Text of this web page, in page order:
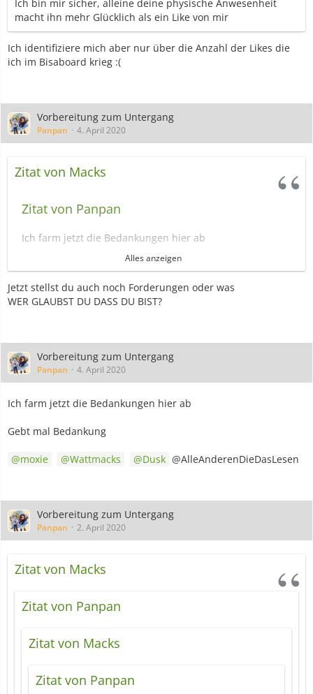
Ich bin mir sicher, alleine deine physische Anwesenheit
macht ihn mehr Glücklich als ein Like von mir
Ich identifiziere mich aber nur über die Anzahl der Likes die
ich im Bisaboard krieg :(
Vorbereitung zum Untergang
Panpan 4. April 2020
Zitat von Macks
Zitat von Panpan
Ich farm jetzt die Bedankungen hier ab
moxie Wattmacks
Dusk
@AlleAnderenDieDasLesen
Alles anzeigen
Jetzt stellst du auch noch Forderungen oder was
WER GLAUBST DU DASS DU BIST?
Vorbereitung zum Untergang
Panpan 4. April 2020
Ich farm jetzt die Bedankungen hier ab
Gebt mal Bedankung
moxie Wattmacks Dusk @AlleAnderenDieDasLesen
Vorbereitung zum Untergang
Panpan 2. April 2020
Zitat von Macks
Zitat von Panpan
Zitat von Macks
Zitat von Panpan